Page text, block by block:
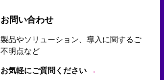
お問い合わせ
製品やソリューション、導入に関するご
不明点など
お気軽にご質問ください →